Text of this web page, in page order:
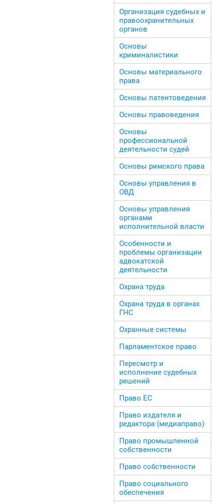
Организация судебных и
правоохранительных
органов
Основы
криминалистики
Основы материального
права
Основы патентоведения
Основы правоведения
Основы
профессиональной
деятельности судей
Основы римского права
Основы управления в
ОВД
Основы управления
органами
исполнительной власти
Особенности и
проблемы организации
адвокатской
деятельности
Охрана труда
Охрана труда в органах
ГНС
Охранные системы
Парламентское право
Пересмотр и
исполнение судебных
решений
Право ЕС
Право издателя и
редактора (медиаправо)
Право промышленной
собственности
Право собственности
Право социального
обеспечения